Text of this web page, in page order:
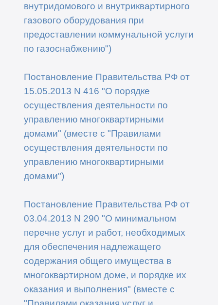
внутридомового и внутриквартирного
газового оборудования при
предоставлении коммунальной услуги
по газоснабжению")
Постановление Правительства РФ от
15.05.2013 N 416 "О порядке
осуществления деятельности по
управлению многоквартирными
домами" (вместе с "Правилами
осуществления деятельности по
управлению многоквартирными
домами")
Постановление Правительства РФ от
03.04.2013 N 290 "О минимальном
перечне услуг и работ, необходимых
для обеспечения надлежащего
содержания общего имущества в
многоквартирном доме, и порядке их
оказания и выполнения" (вместе с